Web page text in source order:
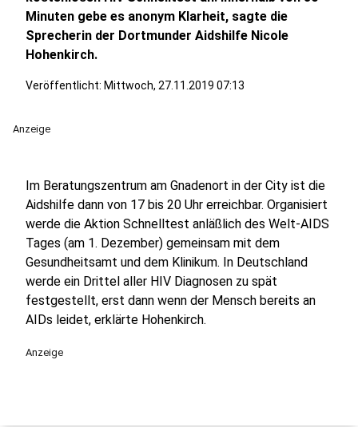
Minuten gebe es anonym Klarheit, sagte die
Sprecherin der Dortmunder Aidshilfe Nicole
Hohenkirch.
Veröffentlicht: Mittwoch, 27.11.2019 07:13
Anzeige
Im Beratungszentrum am Gnadenort in der City ist die
Aidshilfe dann von 17 bis 20 Uhr erreichbar. Organisiert
werde die Aktion Schnelltest anläßlich des Welt-AIDS
Tages (am 1. Dezember) gemeinsam mit dem
Gesundheitsamt und dem Klinikum. In Deutschland
werde ein Drittel aller HIV Diagnosen zu spät
festgestellt, erst dann wenn der Mensch bereits an
AIDs leidet, erklärte Hohenkirch.
Anzeige